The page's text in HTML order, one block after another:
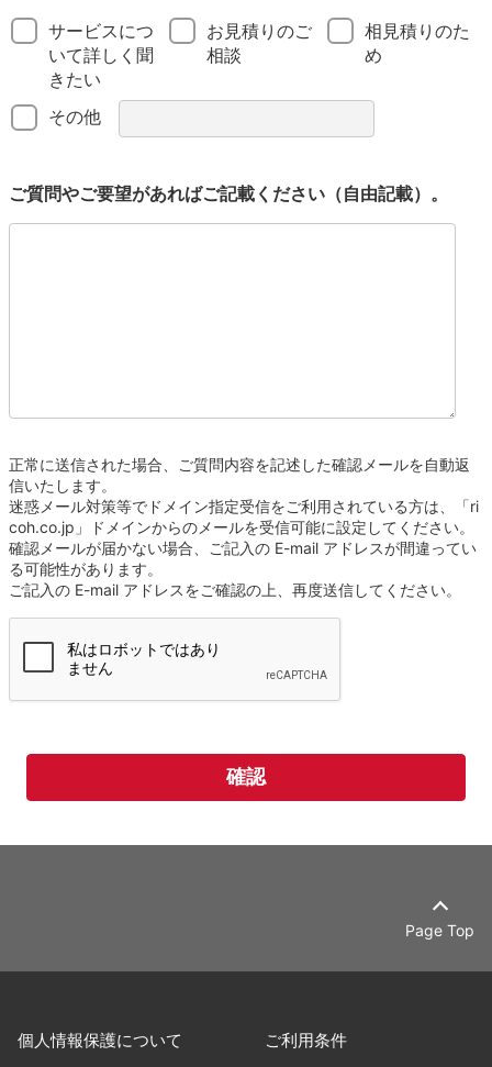
サービスにつ
いて詳しく聞
きたい
お見積りのご
相談
相見積りのた
め
その他
ご質問やご要望があればご記載ください（自由記載）。
正常に送信された場合、ご質問内容を記述した確認メールを自動返
信いたします。
迷惑メール対策等でドメイン指定受信をご利用されている方は、「ri
coh.co.jp」ドメインからのメールを受信可能に設定してください。
確認メールが届かない場合、ご記入の E-mail アドレスが間違ってい
る可能性があります。
ご記入の E-mail アドレスをご確認の上、再度送信してください。
Page Top
個人情報保護について ご利用条件